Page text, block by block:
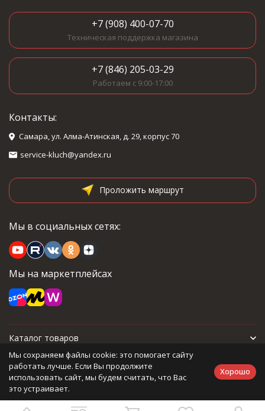
+7 (908) 400-07-70
Техническая поддержка магазина
+7 (846) 205-03-29
Работаем с 9:00-17:00
Контакты:
Самара, ул. Алма-Атинская, д. 29, корпус 70
service-kluch@yandex.ru
Проложить маршрут
Мы в социальных сетях:
Мы на маркетплейсах
Каталог товаров
Для покупателя
Политика персональных данных
Мы сохраняем файлы cookie: это помогает сайту
работать лучше. Если Вы продолжите
использовать сайт, мы будем считать, что Вас
это устраивает.
Хорошо